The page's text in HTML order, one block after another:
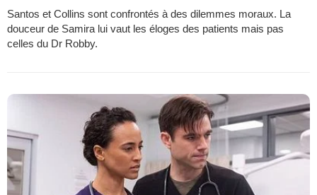
Santos et Collins sont confrontés à des dilemmes moraux. La
douceur de Samira lui vaut les éloges des patients mais pas
celles du Dr Robby.